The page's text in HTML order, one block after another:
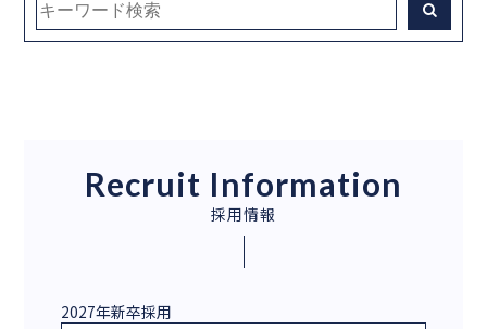
Recruit Information
採用情報
2027年新卒採用